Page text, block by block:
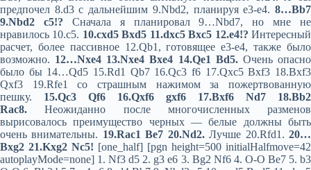
предпочел 8.d3 с дальнейшим 9.Nbd2, планируя е3-е4. 8…Bb7
9.Nbd2 c5!? Сначала я планировал 9…Nbd7, но мне не
нравилось 10.c5. 10.cxd5 Bxd5 11.dxc5 Bxc5 12.e4!?Интересный
расчет, более пассивное 12.Qb1, готовящее е3-е4, также было
возможно. 12…Nxe4 13.Nxe4 Bxe4 14.Qe1 Bd5. Очень опасно
было бы 14…Qd5 15.Rd1 Qb7 16.Qc3 f6 17.Qxc5 Bxf3 18.Bxf3
Qxf3 19.Rfe1 со страшным нажимом за пожертвованную
пешку. 15.Qc3 Qf6 16.Qxf6 gxf6 17.Bxf6 Nd7 18.Bb2
Rac8.Неожиданно после многочисленных разменов
вырисовалось преимущество черных — белые должны быть
очень внимательны. 19.Rac1 Be7 20.Nd2.Лучше 20.Rfd1.20…
Bxg2 21.Kxg2 Nc5! [one_half] [pgn height=500 initialHalfmove=42
autoplayMode=none] 1. Nf3 d5 2. g3 e6 3. Bg2 Nf6 4. O-O Be7 5. b3